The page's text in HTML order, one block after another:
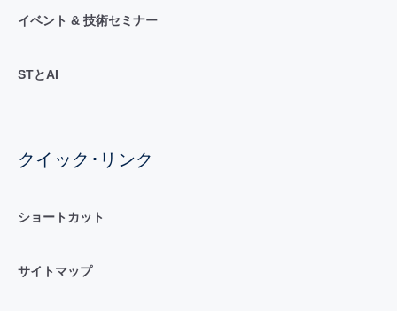
イベント & 技術セミナー
STとAI
クイック･リンク
ショートカット
サイトマップ